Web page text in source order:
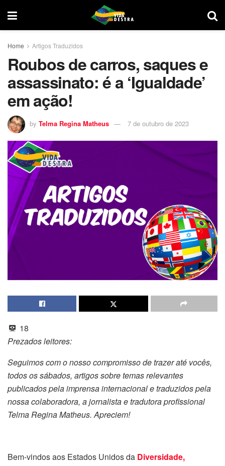
Home Artigos Traduzidos
Roubos de carros, saques e
assassinato: é a ‘Igualdade’
em ação!
by Telma Regina Matheus 7 de outubro de 2023
18
Prezados leitores:
Seguimos com o nosso compromisso de trazer até vocês,
todos os sábados, artigos sobre temas relevantes
publicados pela imprensa internacional e traduzidos pela
nossa colaboradora, a jornalista e tradutora profissional
Telma Regina Matheus. Apreciem!
Bem-vindos aos Estados Unidos da Diversidade,